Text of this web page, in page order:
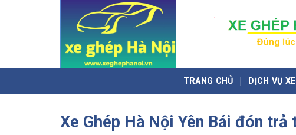
TRANG CHỦ DỊCH VỤ
Xe Ghép Hà Nội Yên Bái đón